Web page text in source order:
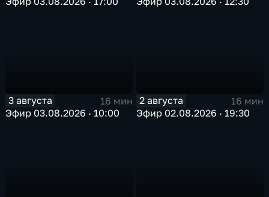
3 августа
16 мин
Эфир 03.08.2026 · 10:00
2 августа
16 мин
Эфир 02.08.2026 · 19:30